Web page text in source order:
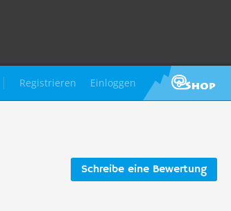
Registrieren Einloggen
Schreibe eine Bewertung